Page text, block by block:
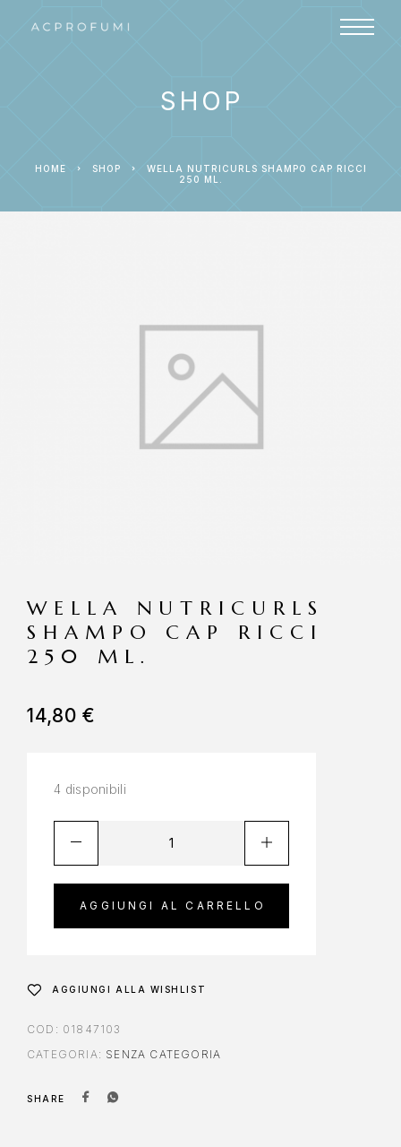
SHOP
HOME SHOP
WELLA NUTRICURLS SHAMPO CAP RICCI
250 ML.
WELLA NUTRICURLS
SHAMPO CAP RICCI
250 ML.
14,80 €
4 disponibili
AGGIUNGI AL CARRELLO
AGGIUNGI ALLA WISHLIST
COD: 01847103
CATEGORIA: SENZA CATEGORIA
SHARE